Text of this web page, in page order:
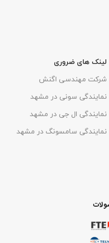
لینک های ضروری
شرکت مهندسی اگنش
نمایندگی سونی در مشهد
نمایندگی ال جی در مشهد
نمایندگی سامسونگ در مشهد